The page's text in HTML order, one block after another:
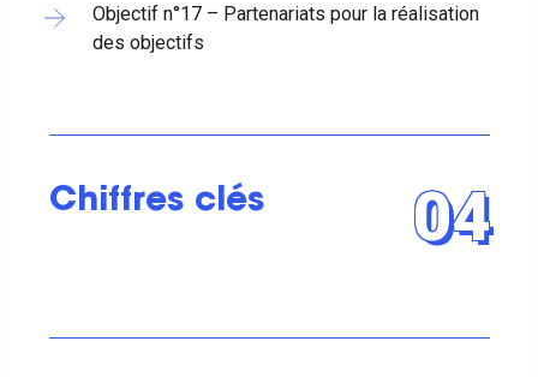
Objectif n°17 – Partenariats pour la réalisation
des objectifs
Chiffres clés 04